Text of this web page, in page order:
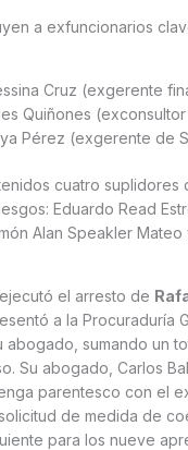
a exfuncionarios
Cruz (exgerente
Quiñones
Pérez (exgerente de
cuatro suplidores
Eduardo Read
Alan Speakler Mateo
el arresto de
a la Procuraduría
abogado, sumando un
Su abogado, Carlos
parentesco con el
de medida de
para los nueve